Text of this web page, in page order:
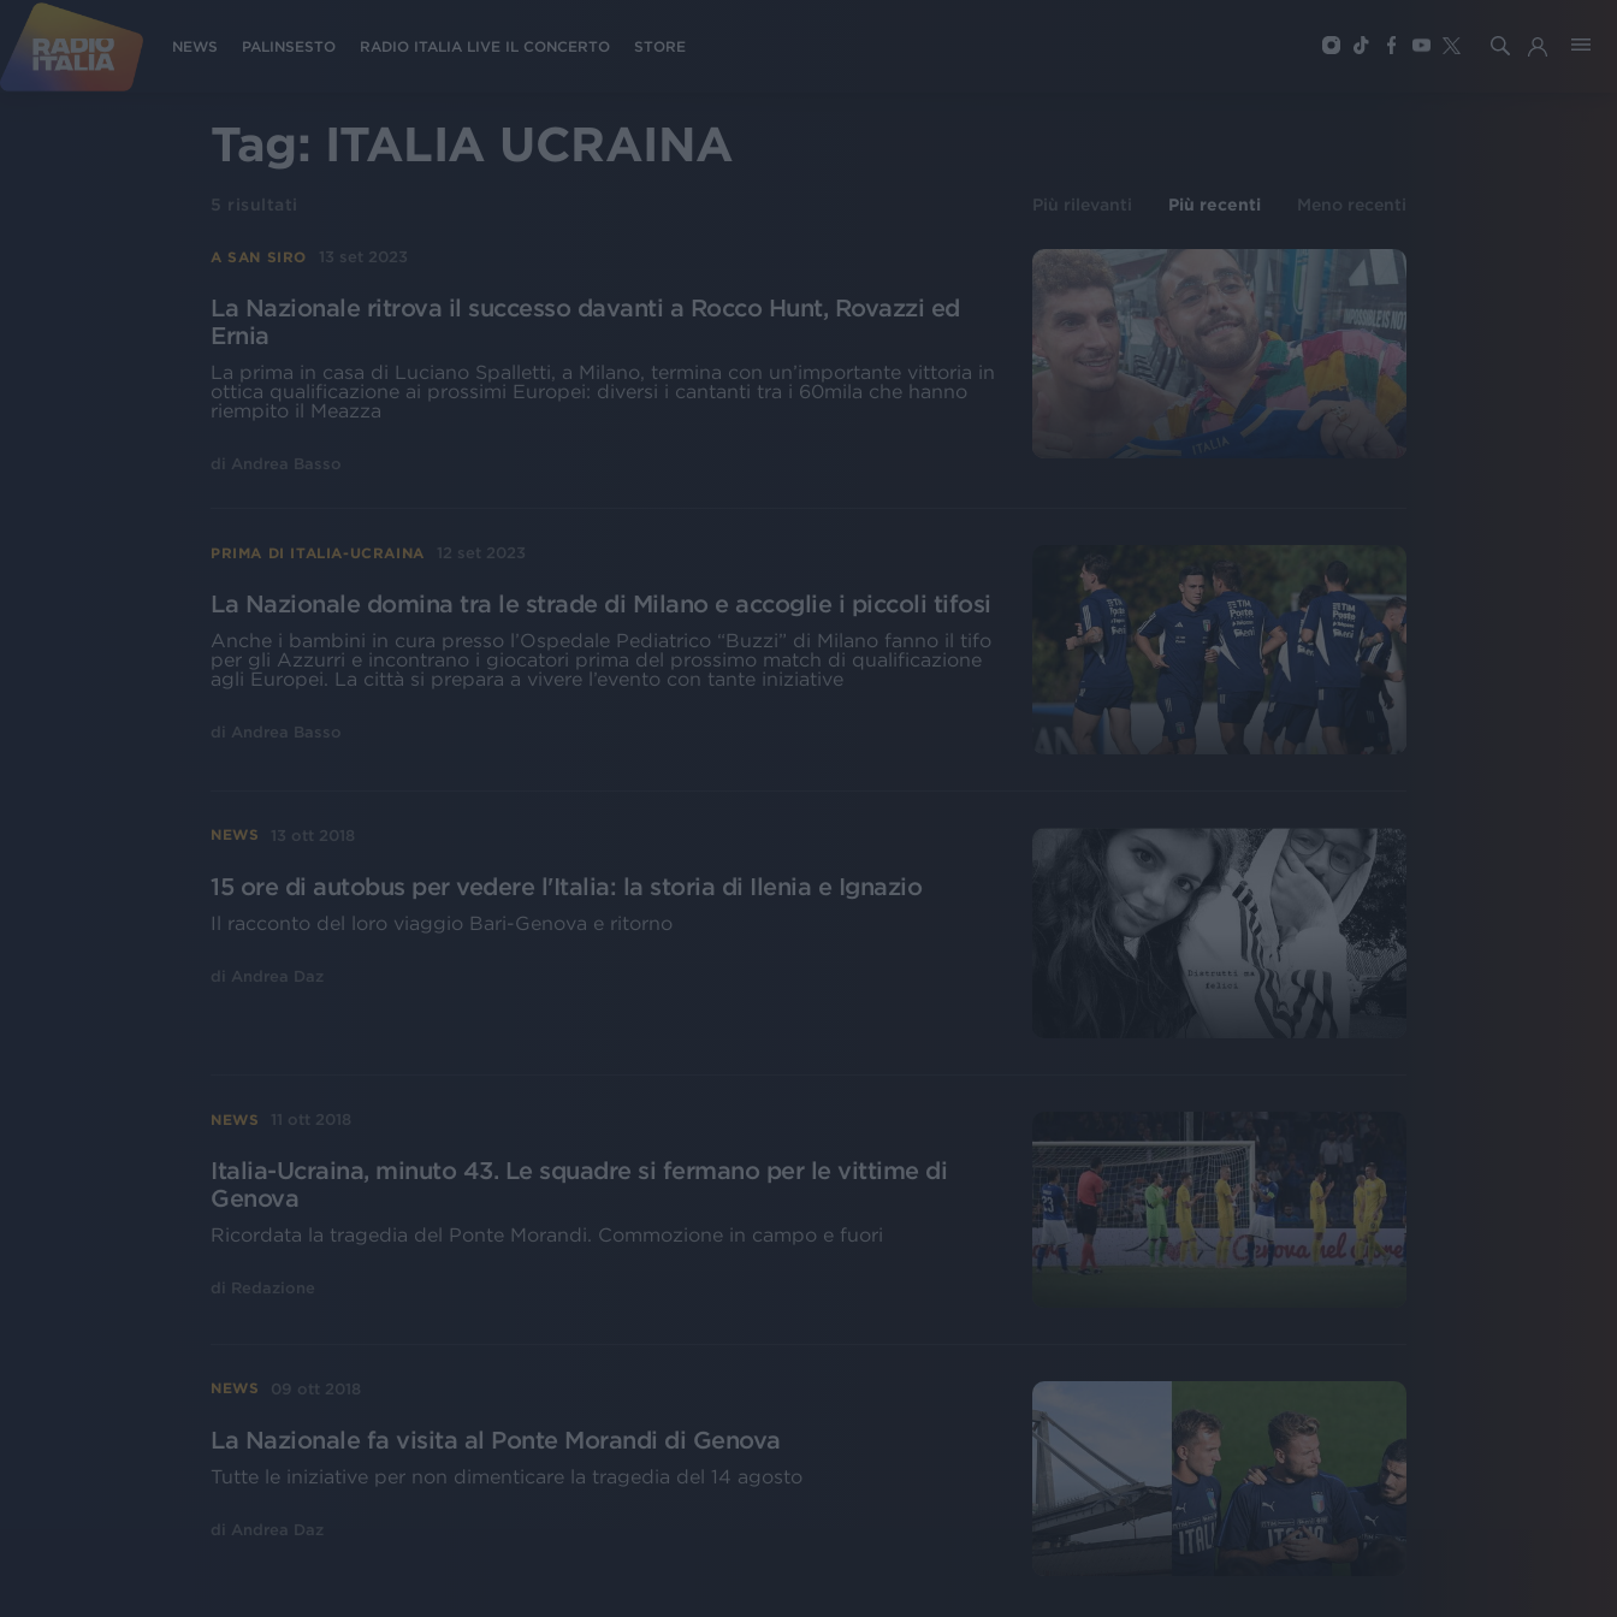
NEWS PALINSESTO RADIO ITALIA LIVE IL CONCERTO STORE
Tag: ITALIA UCRAINA
5 risultati Più rilevanti Più recenti Meno recenti
A SAN SIRO 13 set 2023
La Nazionale ritrova il successo davanti a Rocco Hunt, Rovazzi ed
Ernia
La prima in casa di Luciano Spalletti, a Milano, termina con un’importante vittoria in
ottica qualificazione ai prossimi Europei: diversi i cantanti tra i 60mila che hanno
riempito il Meazza
di Andrea Basso
PRIMA DI ITALIA-UCRAINA 12 set 2023
La Nazionale domina tra le strade di Milano e accoglie i piccoli tifosi
Anche i bambini in cura presso l’Ospedale Pediatrico “Buzzi” di Milano fanno il tifo
per gli Azzurri e incontrano i giocatori prima del prossimo match di qualificazione
agli Europei. La città si prepara a vivere l’evento con tante iniziative
di Andrea Basso
NEWS 13 ott 2018
15 ore di autobus per vedere l'Italia: la storia di Ilenia e Ignazio
Il racconto del loro viaggio Bari-Genova e ritorno
di Andrea Daz
NEWS 11 ott 2018
Italia-Ucraina, minuto 43. Le squadre si fermano per le vittime di
Genova
Ricordata la tragedia del Ponte Morandi. Commozione in campo e fuori
di Redazione
NEWS 09 ott 2018
La Nazionale fa visita al Ponte Morandi di Genova
Tutte le iniziative per non dimenticare la tragedia del 14 agosto
di Andrea Daz